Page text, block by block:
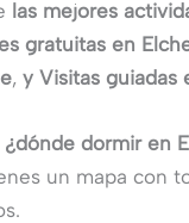
las mejores
gratuitas en
, y Visitas guiadas
¿dónde dormir en
un mapa con